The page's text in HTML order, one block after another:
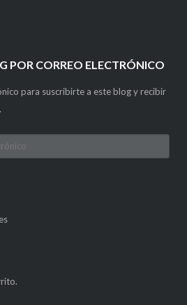
POR CORREO ELECTRÓNICO
para suscribirte a este blog y recibir